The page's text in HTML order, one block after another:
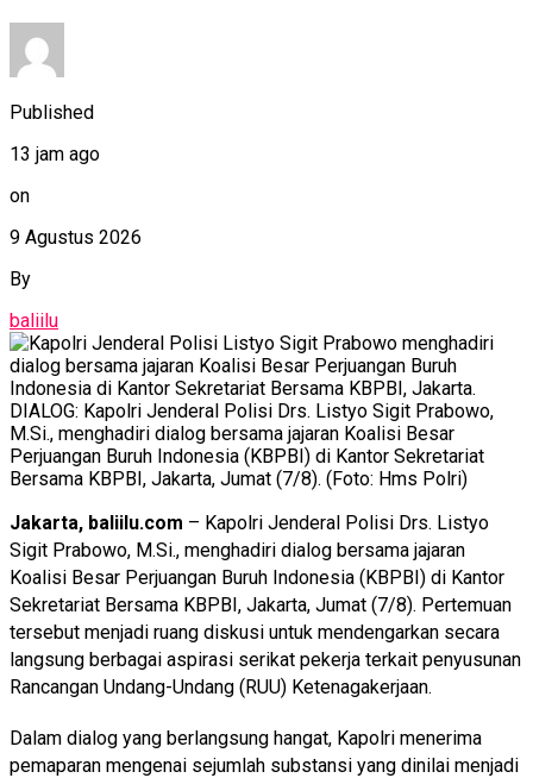
Published
13 jam ago
on
9 Agustus 2026
By
baliilu
DIALOG: Kapolri Jenderal Polisi Drs. Listyo Sigit Prabowo,
M.Si., menghadiri dialog bersama jajaran Koalisi Besar
Perjuangan Buruh Indonesia (KBPBI) di Kantor Sekretariat
Bersama KBPBI, Jakarta, Jumat (7/8). (Foto: Hms Polri)
Jakarta, baliilu.com – Kapolri Jenderal Polisi Drs. Listyo
Sigit Prabowo, M.Si., menghadiri dialog bersama jajaran
Koalisi Besar Perjuangan Buruh Indonesia (KBPBI) di Kantor
Sekretariat Bersama KBPBI, Jakarta, Jumat (7/8). Pertemuan
tersebut menjadi ruang diskusi untuk mendengarkan secara
langsung berbagai aspirasi serikat pekerja terkait penyusunan
Rancangan Undang-Undang (RUU) Ketenagakerjaan.
Dalam dialog yang berlangsung hangat, Kapolri menerima
pemaparan mengenai sejumlah substansi yang dinilai menjadi